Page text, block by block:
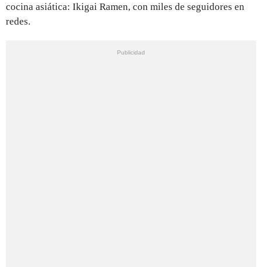
cocina asiática: Ikigai Ramen, con miles de seguidores en
redes.